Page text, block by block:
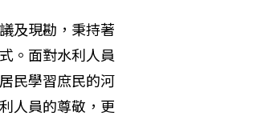
及現勘，秉持著
。面對水利人員
民學習庶民的河
人員的尊敬，更